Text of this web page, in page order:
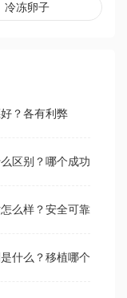
冷冻卵子
？各有利弊
区别？哪个成功率更高
么样？安全可靠吗？
什么？移植哪个成功率